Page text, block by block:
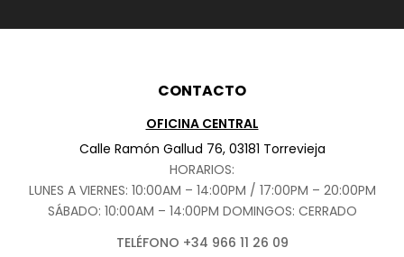
CONTACTO
OFICINA CENTRAL
Calle Ramón Gallud 76, 03181 Torrevieja
HORARIOS:
LUNES A VIERNES: 10:00AM – 14:00PM / 17:00PM – 20:00PM
SÁBADO: 10:00AM – 14:00PM DOMINGOS: CERRADO
TELÉFONO +34 966 11 26 09